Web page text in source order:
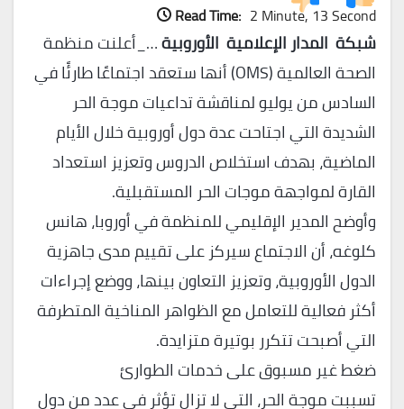
Read Time: 2 Minute, 13 Second
شبكة المدار الإعلامية الأوروبية…_أعلنت منظمة
الصحة العالمية (OMS) أنها ستعقد اجتماعًا طارئًا في
السادس من يوليو لمناقشة تداعيات موجة الحر
الشديدة التي اجتاحت عدة دول أوروبية خلال الأيام
الماضية، بهدف استخلاص الدروس وتعزيز استعداد
القارة لمواجهة موجات الحر المستقبلية.
وأوضح المدير الإقليمي للمنظمة في أوروبا، هانس
كلوغه، أن الاجتماع سيركز على تقييم مدى جاهزية
الدول الأوروبية، وتعزيز التعاون بينها، ووضع إجراءات
أكثر فعالية للتعامل مع الظواهر المناخية المتطرفة
التي أصبحت تتكرر بوتيرة متزايدة.
ضغط غير مسبوق على خدمات الطوارئ
تسببت موجة الحر، التي لا تزال تؤثر في عدد من دول